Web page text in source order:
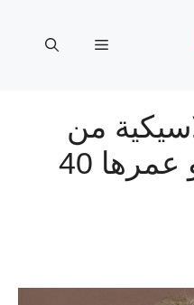
القائمة
من
الثمانينات لا يبدو عمرها 40